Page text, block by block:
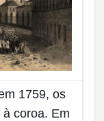
1759, os
coroa. Em